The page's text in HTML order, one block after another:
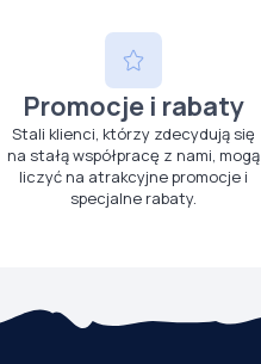
Promocje i rabaty
Stali klienci, którzy zdecydują się
na stałą współpracę z nami, mogą
liczyć na atrakcyjne promocje i
specjalne rabaty.